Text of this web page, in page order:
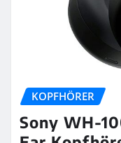
KOPFHÖRER
Sony WH-